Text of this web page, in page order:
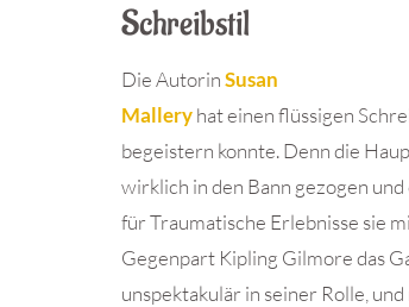
Schreibstil
Die AutorinSusan
Malleryhat einen flüssigen
begeistern konnte. Denn die
wirklich in den Bann gezogen
für Traumatische Erlebnisse sie
Gegenpart Kipling Gilmore das
unspektakulär in seiner Rolle,